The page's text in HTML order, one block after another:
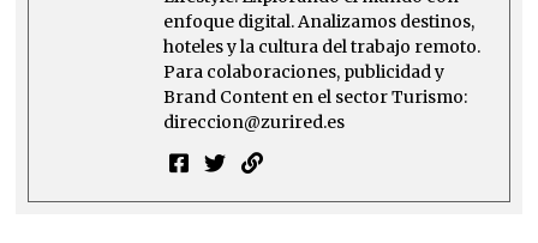
enfoque digital. Analizamos destinos,
hoteles y la cultura del trabajo remoto.
Para colaboraciones, publicidad y
Brand Content en el sector Turismo:
direccion@zurired.es